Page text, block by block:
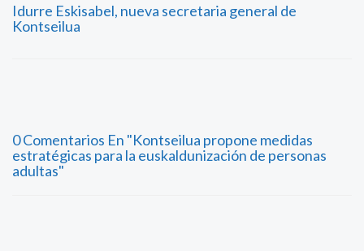
Idurre Eskisabel, nueva secretaria general de
Kontseilua
0 Comentarios En "Kontseilua propone medidas
estratégicas para la euskaldunización de personas
adultas"